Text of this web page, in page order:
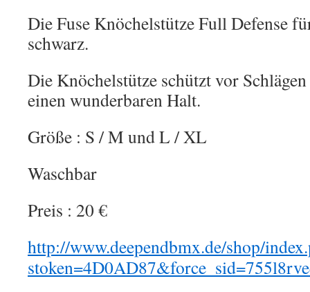
Die Fuse Knöchelstütze Full Defense
schwarz.
Die Knöchelstütze schützt vor
einen wunderbaren Halt.
Größe : S / M und L / XL
Waschbar
Preis : 20 €
http://www.deependbmx.de/shop/